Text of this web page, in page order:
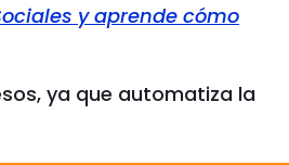
y aprende cómo
ya que automatiza la